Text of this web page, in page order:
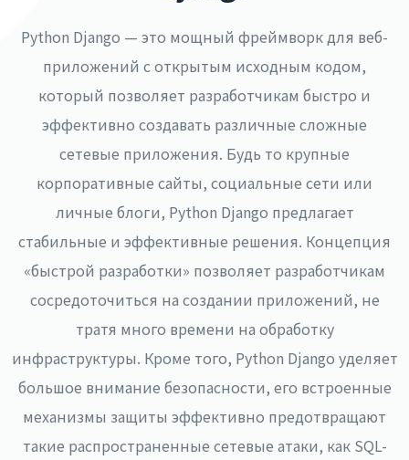
Python Django — это мощный фреймворк для веб-
приложений с открытым исходным кодом,
который позволяет разработчикам быстро и
эффективно создавать различные сложные
сетевые приложения. Будь то крупные
корпоративные сайты, социальные сети или
личные блоги, Python Django предлагает
стабильные и эффективные решения. Концепция
«быстрой разработки» позволяет разработчикам
сосредоточиться на создании приложений, не
тратя много времени на обработку
инфраструктуры. Кроме того, Python Django уделяет
большое внимание безопасности, его встроенные
механизмы защиты эффективно предотвращают
такие распространенные сетевые атаки, как SQL-